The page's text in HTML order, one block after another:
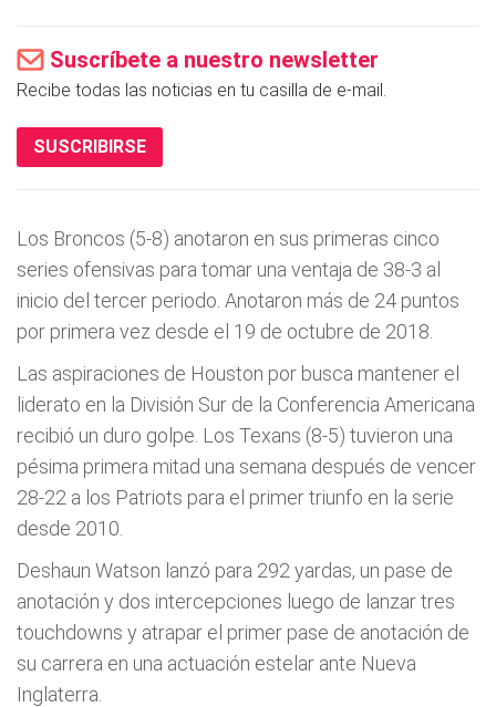
Suscríbete a nuestro newsletter
Recibe todas las noticias en tu casilla de e-mail.
SUSCRIBIRSE
Los Broncos (5-8) anotaron en sus primeras cinco
series ofensivas para tomar una ventaja de 38-3 al
inicio del tercer periodo. Anotaron más de 24 puntos
por primera vez desde el 19 de octubre de 2018.
Las aspiraciones de Houston por busca mantener el
liderato en la División Sur de la Conferencia Americana
recibió un duro golpe. Los Texans (8-5) tuvieron una
pésima primera mitad una semana después de vencer
28-22 a los Patriots para el primer triunfo en la serie
desde 2010.
Deshaun Watson lanzó para 292 yardas, un pase de
anotación y dos intercepciones luego de lanzar tres
touchdowns y atrapar el primer pase de anotación de
su carrera en una actuación estelar ante Nueva
Inglaterra.